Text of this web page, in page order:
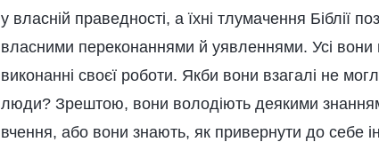
у власній праведності, а їхні тлумачення Біблії
власними переконаннями й уявленнями. Усі
виконанні своєї роботи. Якби вони взагалі не
люди? Зрештою, вони володіють деякими
вчення, або вони знають, як привернути до себе